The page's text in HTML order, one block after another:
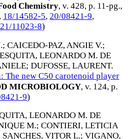
Chemistry, v. 428, p. 11-pg.,
, 18/14582-5, 20/08421-9,
21/11023-8)
; CAICEDO-PAZ, ANGIE V.;
LEONARDO M. DE
; DUFOSSE, LAURENT.
new C50 carotenoid player
MICROBIOLOGY, v. 124, p.
9)
LEONARDO M. DE
M.; CONTIERI, LETICIA
SANCHES, VITOR L.; VIGANO,